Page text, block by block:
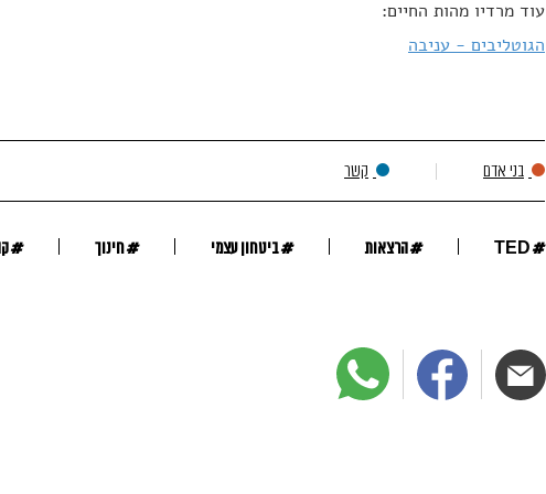
עוד מרדיו מהות החיים:
הגוטליבים - עניבה
בני אדם קשר
#
TED
#הרצאות #ביטחון עצמי #חינוך #